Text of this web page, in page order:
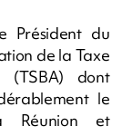
Président du
de la Taxe
(TSBA) dont
le
Réunion et